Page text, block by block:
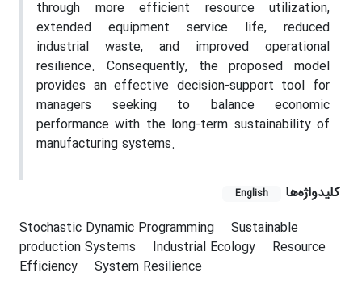
through more efficient resource utilization,
extended equipment service life, reduced
industrial waste, and improved operational
resilience. Consequently, the proposed model
provides an effective decision-support tool for
managers seeking to balance economic
performance with the long-term sustainability of
manufacturing systems.
کلیدواژه‌ها English
Stochastic Dynamic Programming
Sustainable
production Systems
Industrial Ecology
Resource
Efficiency
System Resilience